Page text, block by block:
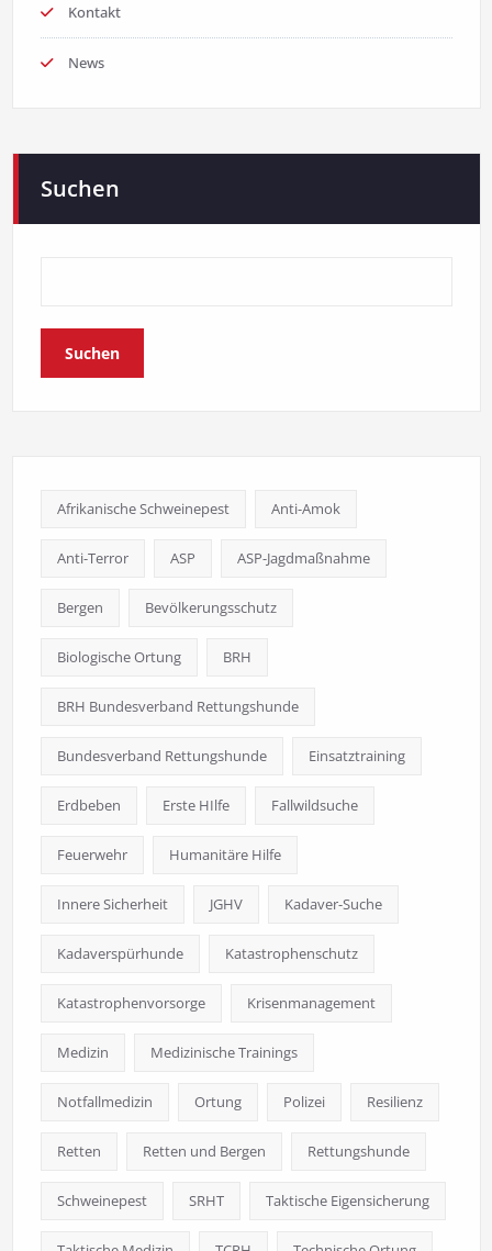
Kontakt
News
Suchen
Suchen
Afrikanische Schweinepest Anti-Amok
Anti-Terror ASP ASP-Jagdmaßnahme
Bergen Bevölkerungsschutz
Biologische Ortung BRH
BRH Bundesverband Rettungshunde
Bundesverband Rettungshunde Einsatztraining
Erdbeben Erste HIlfe Fallwildsuche
Feuerwehr Humanitäre Hilfe
Innere Sicherheit JGHV Kadaver-Suche
Kadaverspürhunde Katastrophenschutz
Katastrophenvorsorge Krisenmanagement
Medizin Medizinische Trainings
Notfallmedizin Ortung Polizei Resilienz
Retten Retten und Bergen Rettungshunde
Schweinepest SRHT Taktische Eigensicherung